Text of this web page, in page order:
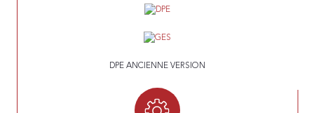
DPE ANCIENNE VERSION